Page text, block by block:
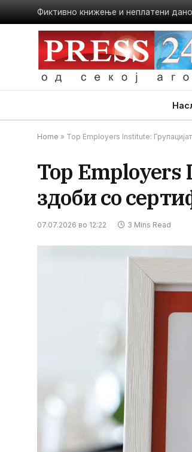
Home » Top Employers Institute:
Top Employers
здоби со
07.07.2026 во 12:22 3 Mins Read